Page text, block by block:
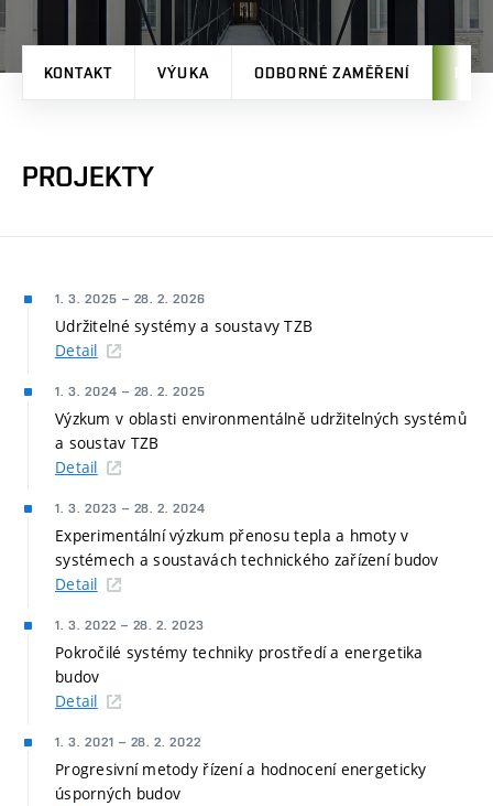
KONTAKT VÝUKA ODBORNÉ ZAMĚŘENÍ
PROJEKTY
1. 3. 2025 – 28. 2. 2026
Udržitelné systémy a soustavy TZB
Detail
1. 3. 2024 – 28. 2. 2025
Výzkum v oblasti environmentálně udržitelných systémů
a soustav TZB
Detail
1. 3. 2023 – 28. 2. 2024
Experimentální výzkum přenosu tepla a hmoty v
systémech a soustavách technického zařízení budov
Detail
1. 3. 2022 – 28. 2. 2023
Pokročilé systémy techniky prostředí a energetika
budov
Detail
1. 3. 2021 – 28. 2. 2022
Progresivní metody řízení a hodnocení energeticky
úsporných budov